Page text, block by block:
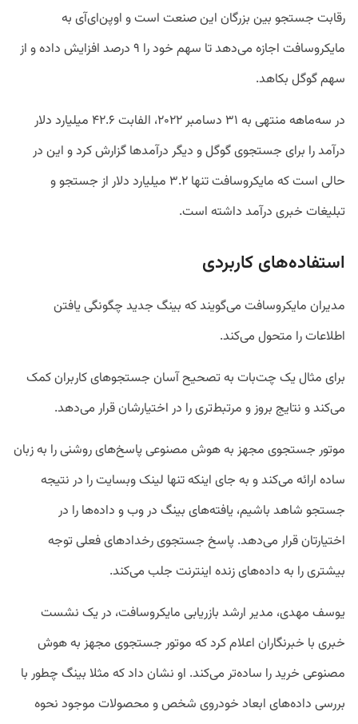
رقابت جستجو بین بزرگان این صنعت است و اوپن‌ای‌آی به
مایکروسافت اجازه می‌دهد تا سهم خود را ۹ درصد افزایش داده و از
سهم گوگل بکاهد.
در سه‌ماهه منتهی به ۳۱ دسامبر ۲۰۲۲، الفابت ۴۲.۶ میلیارد دلار
درآمد را برای جستجوی گوگل و دیگر درآمدها گزارش کرد و این در
حالی است که مایکروسافت تنها ۳.۲ میلیارد دلار از جستجو و
تبلیغات خبری درآمد داشته است.
استفاده‌های کاربردی
مدیران مایکروسافت می‌گویند که بینگ جدید چگونگی یافتن
اطلاعات را متحول می‌کند.
برای مثال یک چت‌بات به تصحیح آسان جستجوهای کاربران کمک
می‌کند و نتایج بروز و مرتبط‌تری را در اختیارشان قرار می‌دهد.
موتور جستجوی مجهز به هوش مصنوعی پاسخ‌های روشنی را به زبان
ساده ارائه می‌کند و به جای اینکه تنها لینک وبسایت‌ را در نتیجه
جستجو شاهد باشیم، یافته‌های بینگ در وب و داده‌ها را در
اختیارتان قرار می‌دهد. پاسخ جستجوی رخداد‌های فعلی توجه
بیشتری را به داده‌های زنده اینترنت جلب می‌کند.
یوسف مهدی، مدیر ارشد بازریابی مایکروسافت، در یک نشست
خبری با خبرنگاران اعلام کرد که موتور جستجوی مجهز به هوش
مصنوعی خرید را ساده‌تر می‌کند. او نشان داد که مثلا بینگ چطور با
بررسی داده‌های ابعاد خودروی شخص و محصولات موجود نحوه